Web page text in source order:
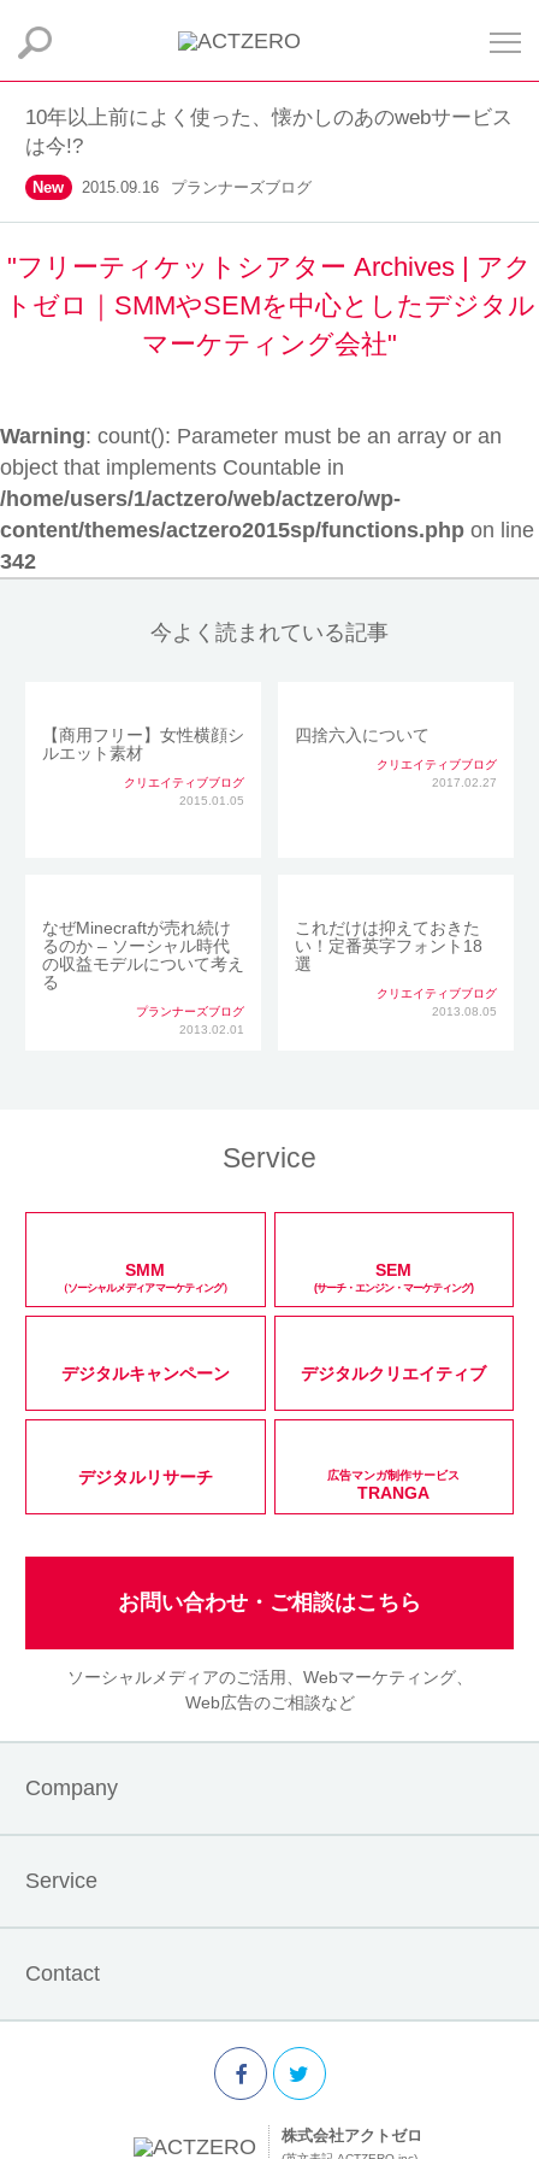
10年以上前によく使った、懐かしのあのwebサービス
は今!?
New 2015.09.16 プランナーズブログ
"フリーティケットシアター Archives | アク
トゼロ｜SMMやSEMを中心としたデジタル
マーケティング会社"
Warning: count(): Parameter must be an array or an
object that implements Countable in
/home/users/1/actzero/web/actzero/wp-
content/themes/actzero2015sp/functions.php on line
342
今よく読まれている記事
【商用フリー】女性横顔シ
ルエット素材
クリエイティブブログ
2015.01.05
四捨六入について
クリエイティブブログ
2017.02.27
なぜMinecraftが売れ続け
るのか – ソーシャル時代
の収益モデルについて考え
る
プランナーズブログ
2013.02.01
これだけは抑えておきた
い！定番英字フォント18
選
クリエイティブブログ
2013.08.05
Service
SMM
（ソーシャルメディアマーケティング）
SEM
(サーチ・エンジン・マーケティング)
デジタルキャンペーン デジタルクリエイティブ
デジタルリサーチ 広告マンガ制作サービス
TRANGA
お問い合わせ・ご相談はこちら
ソーシャルメディアのご活用、Webマーケティング、
Web広告のご相談など
Company
Service
Contact
株式会社アクトゼロ